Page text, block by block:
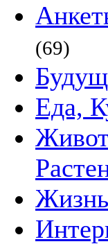
(69)
Еда,
Жизнь